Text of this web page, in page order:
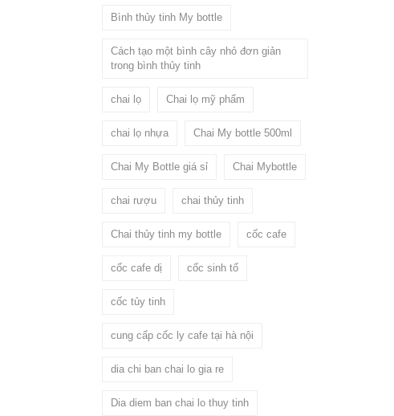
Bình thủy tinh My bottle
Cách tạo một bình cây nhỏ đơn giản
trong bình thủy tinh
chai lọ Chai lọ mỹ phẩm
chai lọ nhựa Chai My bottle 500ml
Chai My Bottle giá sỉ Chai Mybottle
chai rượu chai thủy tinh
Chai thủy tinh my bottle cốc cafe
cốc cafe dị cốc sinh tố
cốc tủy tinh
cung cấp cốc ly cafe tại hà nội
dia chi ban chai lo gia re
Dia diem ban chai lo thuy tinh